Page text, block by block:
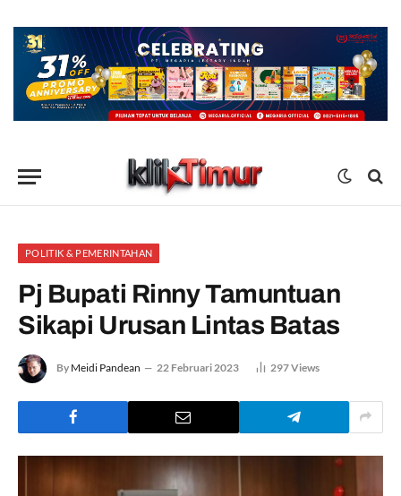
POLITIK & PEMERINTAHAN
Pj Bupati Rinny Tamuntuan
Sikapi Urusan Lintas Batas
By Meidi Pandean 22 Februari 2023 297Views